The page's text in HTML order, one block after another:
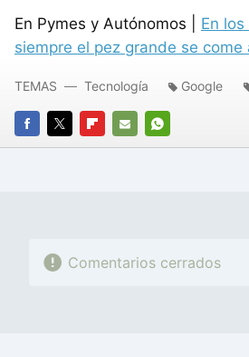
En Pymes y Autónomos | En
siempre el pez grande se come
FACEBOOK
TWITTERFLIPBOARD
E-
WHATSAPP
TEMAS Tecnología Google
Comentarios cerrados